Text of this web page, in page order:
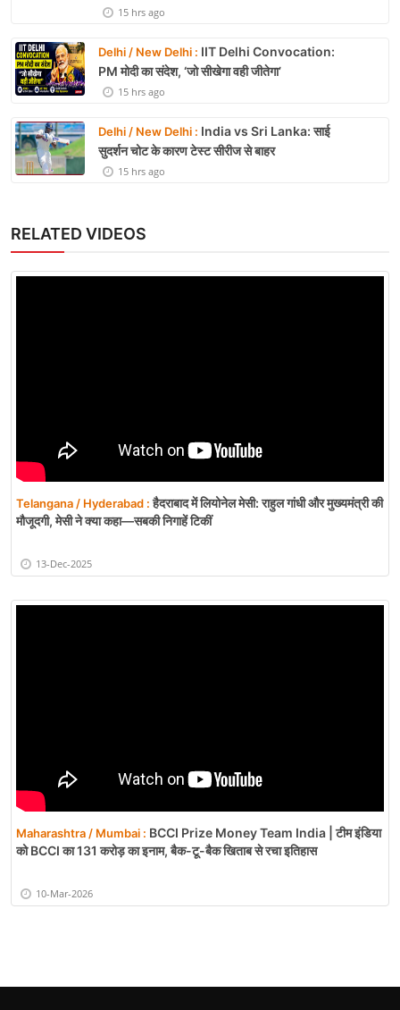
15 hrs ago
Delhi / New Delhi : IIT Delhi Convocation:
PM मोदी का संदेश, ‘जो सीखेगा वही जीतेगा’
15 hrs ago
Delhi / New Delhi : India vs Sri Lanka: साई
सुदर्शन चोट के कारण टेस्ट सीरीज से बाहर
15 hrs ago
RELATED VIDEOS
Telangana / Hyderabad :हैदराबाद में लियोनेल मेसी: राहुल गांधी और मुख्यमंत्री की
मौजूदगी, मेसी ने क्या कहा—सबकी निगाहें टिकीं
13-Dec-2025
Maharashtra / Mumbai : BCCI Prize Money Team India | टीम इंडिया
को BCCI का 131 करोड़ का इनाम, बैक-टू-बैक खिताब से रचा इतिहास
10-Mar-2026